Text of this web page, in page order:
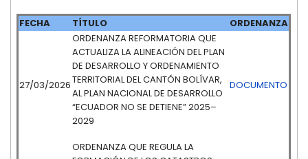
FECHA TÍTULO ORDENANZA
27/03/2026
ORDENANZA REFORMATORIA QUE
ACTUALIZA LA ALINEACIÓN DEL PLAN
DE DESARROLLO Y ORDENAMIENTO
TERRITORIAL DEL CANTÓN BOLÍVAR,
AL PLAN NACIONAL DE DESARROLLO
“ECUADOR NO SE DETIENE” 2025–
2029
DOCUMENTO
ORDENANZA QUE REGULA LA